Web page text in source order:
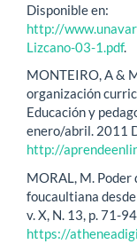
Disponible en:
http://
Lizcano-03-1.pdf.
MONTEIRO, A &
organización
Educación y
enero/abril. 2011
http://
MORAL, M.
foucaultiana
v. X, N. 13, p. 71-
https://